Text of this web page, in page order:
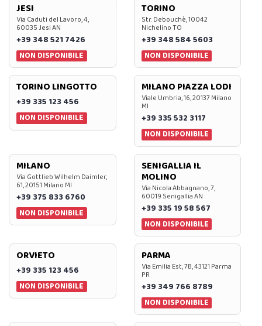
JESI
Via Caduti del Lavoro, 4,
60035 Jesi AN
+39 348 521 7426
NON DISPONIBILE
TORINO
Str. Debouchè, 10042
Nichelino TO
+39 348 584 5603
NON DISPONIBILE
TORINO LINGOTTO
+39 335 123 456
NON DISPONIBILE
MILANO PIAZZA LODI
Viale Umbria, 16, 20137 Milano
MI
+39 335 532 3117
NON DISPONIBILE
MILANO
Via Gottlieb Wilhelm Daimler,
61, 20151 Milano MI
+39 375 833 6760
NON DISPONIBILE
SENIGALLIA IL
MOLINO
Via Nicola Abbagnano, 7,
60019 Senigallia AN
+39 335 19 58 567
NON DISPONIBILE
ORVIETO
+39 335 123 456
NON DISPONIBILE
PARMA
Via Emilia Est, 7B, 43121 Parma
PR
+39 349 766 8789
NON DISPONIBILE